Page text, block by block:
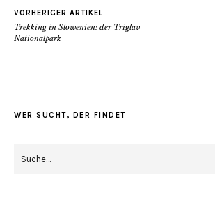
VORHERIGER ARTIKEL
Trekking in Slowenien: der Triglav
Nationalpark
WER SUCHT, DER FINDET